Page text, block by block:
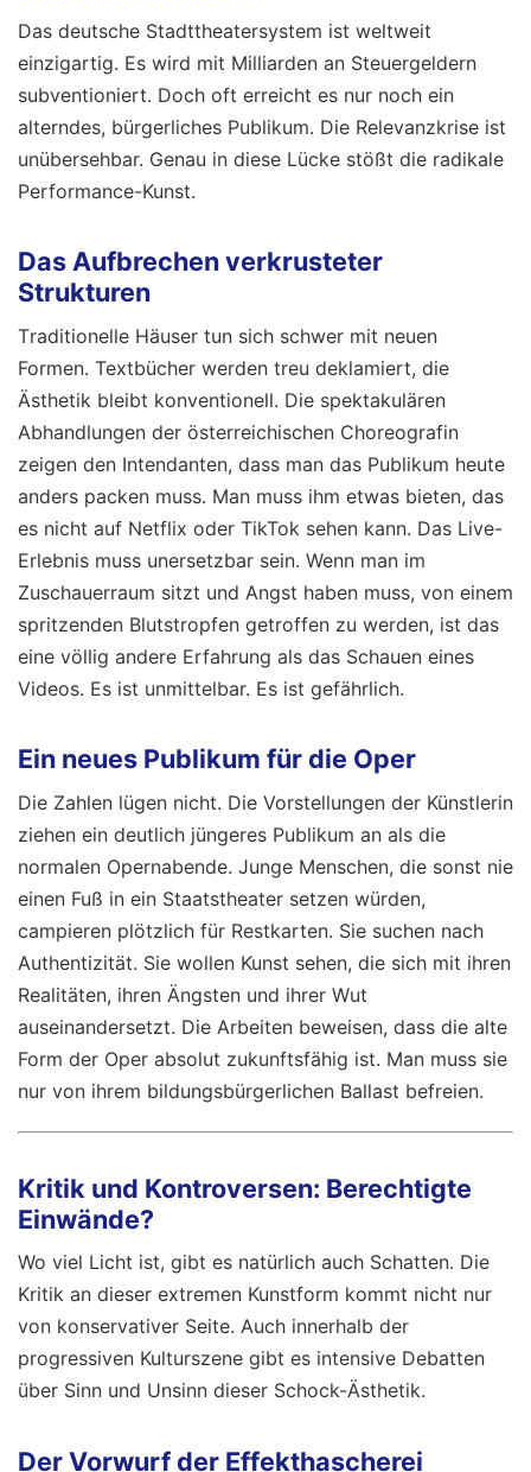
Das deutsche Stadttheatersystem ist weltweit
einzigartig. Es wird mit Milliarden an Steuergeldern
subventioniert. Doch oft erreicht es nur noch ein
alterndes, bürgerliches Publikum. Die Relevanzkrise ist
unübersehbar. Genau in diese Lücke stößt die radikale
Performance-Kunst.
Das Aufbrechen verkrusteter
Strukturen
Traditionelle Häuser tun sich schwer mit neuen
Formen. Textbücher werden treu deklamiert, die
Ästhetik bleibt konventionell. Die spektakulären
Abhandlungen der österreichischen Choreografin
zeigen den Intendanten, dass man das Publikum heute
anders packen muss. Man muss ihm etwas bieten, das
es nicht auf Netflix oder TikTok sehen kann. Das Live-
Erlebnis muss unersetzbar sein. Wenn man im
Zuschauerraum sitzt und Angst haben muss, von einem
spritzenden Blutstropfen getroffen zu werden, ist das
eine völlig andere Erfahrung als das Schauen eines
Videos. Es ist unmittelbar. Es ist gefährlich.
Ein neues Publikum für die Oper
Die Zahlen lügen nicht. Die Vorstellungen der Künstlerin
ziehen ein deutlich jüngeres Publikum an als die
normalen Opernabende. Junge Menschen, die sonst nie
einen Fuß in ein Staatstheater setzen würden,
campieren plötzlich für Restkarten. Sie suchen nach
Authentizität. Sie wollen Kunst sehen, die sich mit ihren
Realitäten, ihren Ängsten und ihrer Wut
auseinandersetzt. Die Arbeiten beweisen, dass die alte
Form der Oper absolut zukunftsfähig ist. Man muss sie
nur von ihrem bildungsbürgerlichen Ballast befreien.
Kritik und Kontroversen: Berechtigte
Einwände?
Wo viel Licht ist, gibt es natürlich auch Schatten. Die
Kritik an dieser extremen Kunstform kommt nicht nur
von konservativer Seite. Auch innerhalb der
progressiven Kulturszene gibt es intensive Debatten
über Sinn und Unsinn dieser Schock-Ästhetik.
Der Vorwurf der Effekthascherei